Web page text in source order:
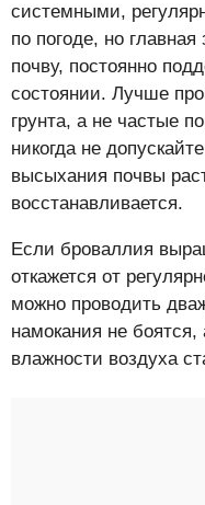
системными,
по погоде, но
почву, постоянно
состоянии. Лучше
грунта, а не частые
никогда не
высыхания почвы
восстанавливается.
Если броваллия
откажется от
можно проводить
намокания не
влажности воздуха